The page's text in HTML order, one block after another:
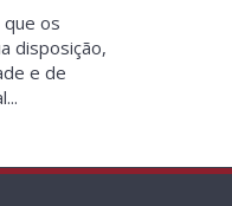
os
disposição,
e de